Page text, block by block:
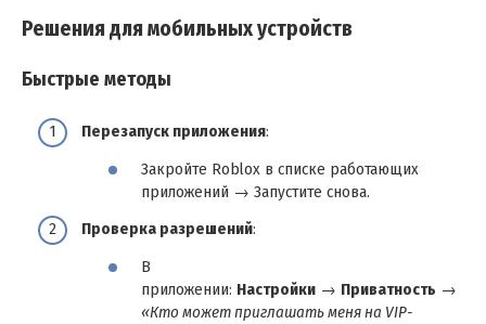
Решения для мобильных устройств
Быстрые методы
Перезапуск приложения:
Закройте Roblox в списке работающих
приложений → Запустите снова.
Проверка разрешений:
В
приложении: Настройки → Приватность →
«Кто может приглашать меня на VIP-